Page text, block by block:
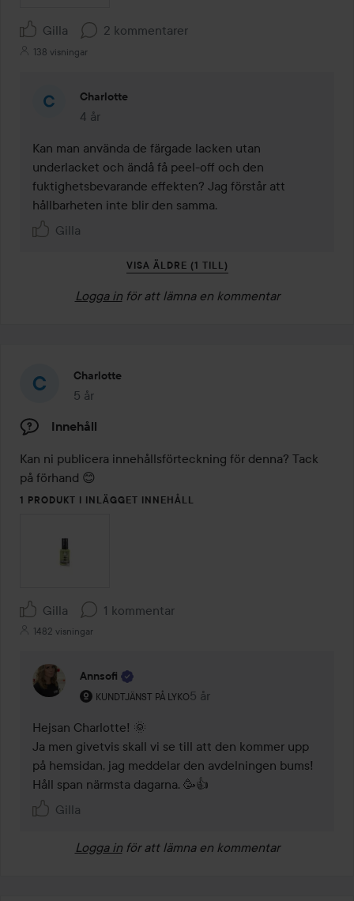
Gilla 2 kommentarer
138 visningar
Charlotte
4 år
Kommentaren lades 4 år
Kan man använda de färgade lacken utan
underlacket och ändå få peel-off och den
fuktighetsbevarande effekten? Jag förstår att
hållbarheten inte blir den samma.
Gilla
VISA ÄLDRE (1 TILL)
Logga in för att lämna en kommentar
Charlotte
5 år
Inlägget skapades 5 år
Innehåll
Kan ni publicera innehållsförteckning för denna? Tack
på förhand 😊
1 PRODUKT I INLÄGGET INNEHÅLL
Gilla 1 kommentar
1482 visningar
Annsofi
KUNDTJÄNST PÅ LYKO
Användarens roll: Kundtjänst på Lyko.
5 år
Kommentaren lades 5 år
Hejsan Charlotte! 🌞
Ja men givetvis skall vi se till att den kommer upp
på hemsidan, jag meddelar den avdelningen bums!
Håll span närmsta dagarna. 🥳👍
Gilla
Logga in för att lämna en kommentar